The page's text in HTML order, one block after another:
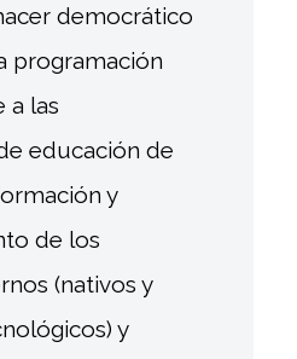
democrático
programación
a las
educación de
y
de los
(nativos y
y